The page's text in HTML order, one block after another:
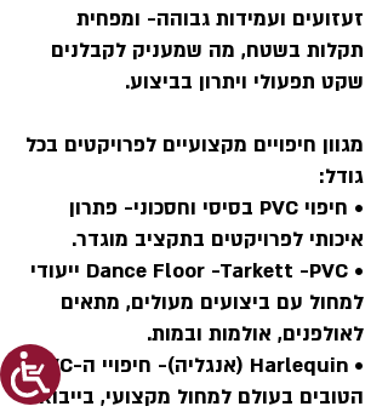
זעזועים ועמידות גבוהה- ומפחית
תקלות בשטח, מה שמעניק לקבלנים
שקט תפעולי ויתרון בביצוע.
מגוון חיפויים מקצועיים לפרויקטים בכל
גודל:
• חיפוי PVC בסיסי וחסכוני- פתרון
איכותי לפרויקטים בתקציב מוגדר.
• Dance Floor -Tarkett -PVC ייעודי
למחול עם ביצועים מעולים, מתאים
לאולפנים, אולמות ובמות.
• Harlequin (אנגליה)- חיפויי ה-PVC
הטובים בעולם למחול מקצועי, בייבוא